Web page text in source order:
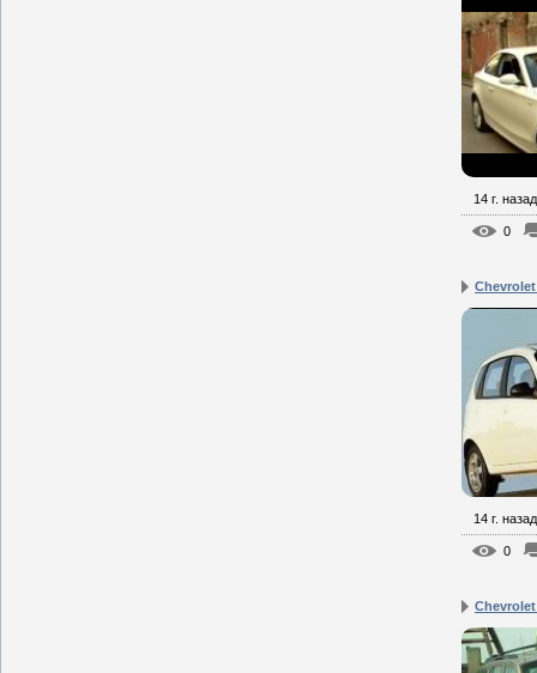
14 г. назад
0
14 г. назад
0